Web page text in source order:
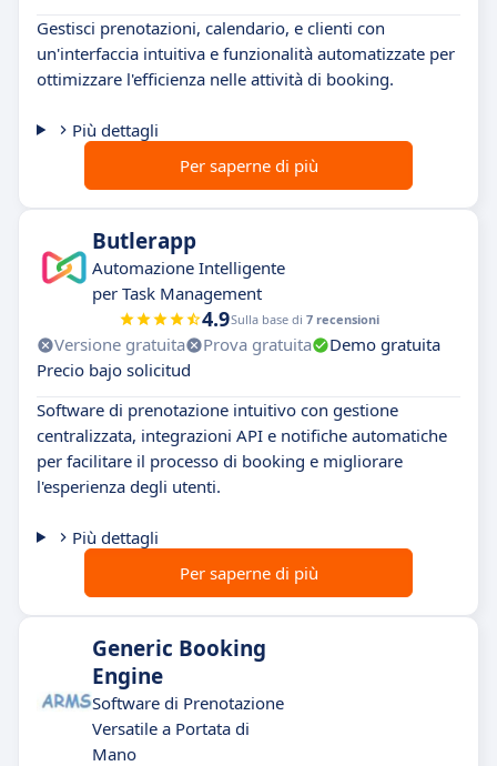
Gestisci prenotazioni, calendario, e clienti con
un'interfaccia intuitiva e funzionalità automatizzate per
ottimizzare l'efficienza nelle attività di booking.
Più dettagli
Per saperne di più
Butlerapp
Automazione Intelligente
per Task Management
4.9Sulla base di 7 recensioni
Versione gratuita Prova gratuita
Demo gratuita
Precio bajo solicitud
Software di prenotazione intuitivo con gestione
centralizzata, integrazioni API e notifiche automatiche
per facilitare il processo di booking e migliorare
l'esperienza degli utenti.
Più dettagli
Per saperne di più
Generic Booking
Engine
Software di Prenotazione
Versatile a Portata di
Mano